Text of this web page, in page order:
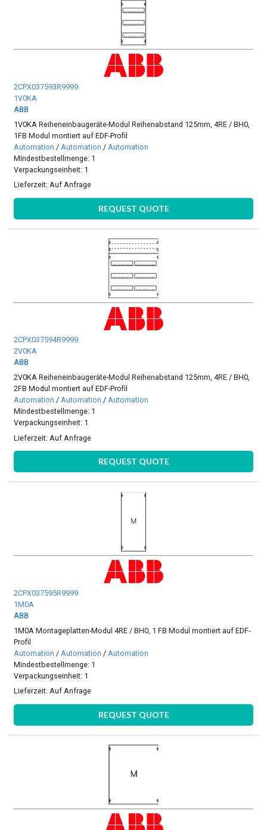
2CPX037593R9999
1V0KA
ABB
1V0KA Reiheneinbaugeräte-Modul Reihenabstand 125mm, 4RE / BH0,
1FB Modul montiert auf EDF-Profil
Automation /Automation /Automation
Mindestbestellmenge: 1
Verpackungseinheit: 1
Lieferzeit:Auf Anfrage
REQUEST QUOTE
2CPX037594R9999
2V0KA
ABB
2V0KA Reiheneinbaugeräte-Modul Reihenabstand 125mm, 4RE / BH0,
2FB Modul montiert auf EDF-Profil
Automation /Automation /Automation
Mindestbestellmenge: 1
Verpackungseinheit: 1
Lieferzeit: Auf Anfrage
REQUEST QUOTE
2CPX037595R9999
1M0A
ABB
1M0A Montageplatten-Modul 4RE / BH0, 1 FB Modul montiert auf EDF-
Profil
Automation / Automation / Automation
Mindestbestellmenge: 1
Verpackungseinheit: 1
Lieferzeit:Auf Anfrage
REQUEST QUOTE